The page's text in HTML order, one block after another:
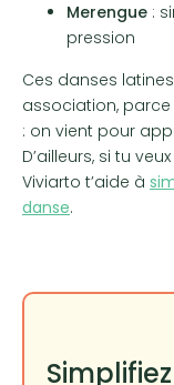
Merengue :
pression
Ces danses
association,
: on vient pour
D’ailleurs, si tu
Viviarto t’aide à
danse.